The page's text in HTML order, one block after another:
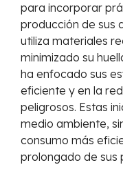
para incorporar
producción de sus
utiliza materiales
minimizado su
ha enfocado sus
eficiente y en la
peligrosos. Estas
medio ambiente,
consumo más
prolongado de sus